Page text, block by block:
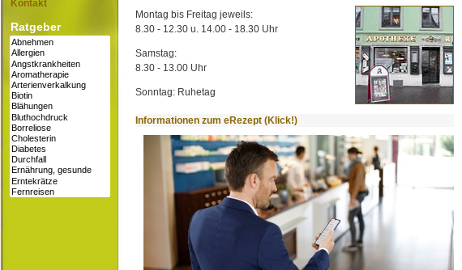
Kontakt
Ratgeber
Montag bis Freitag jeweils:
8.30 - 12.30 u. 14.00 - 18.30 Uhr
Samstag:
8.30 - 13.00 Uhr
Sonntag: Ruhetag
Informationen zum eRezept (Klick!)